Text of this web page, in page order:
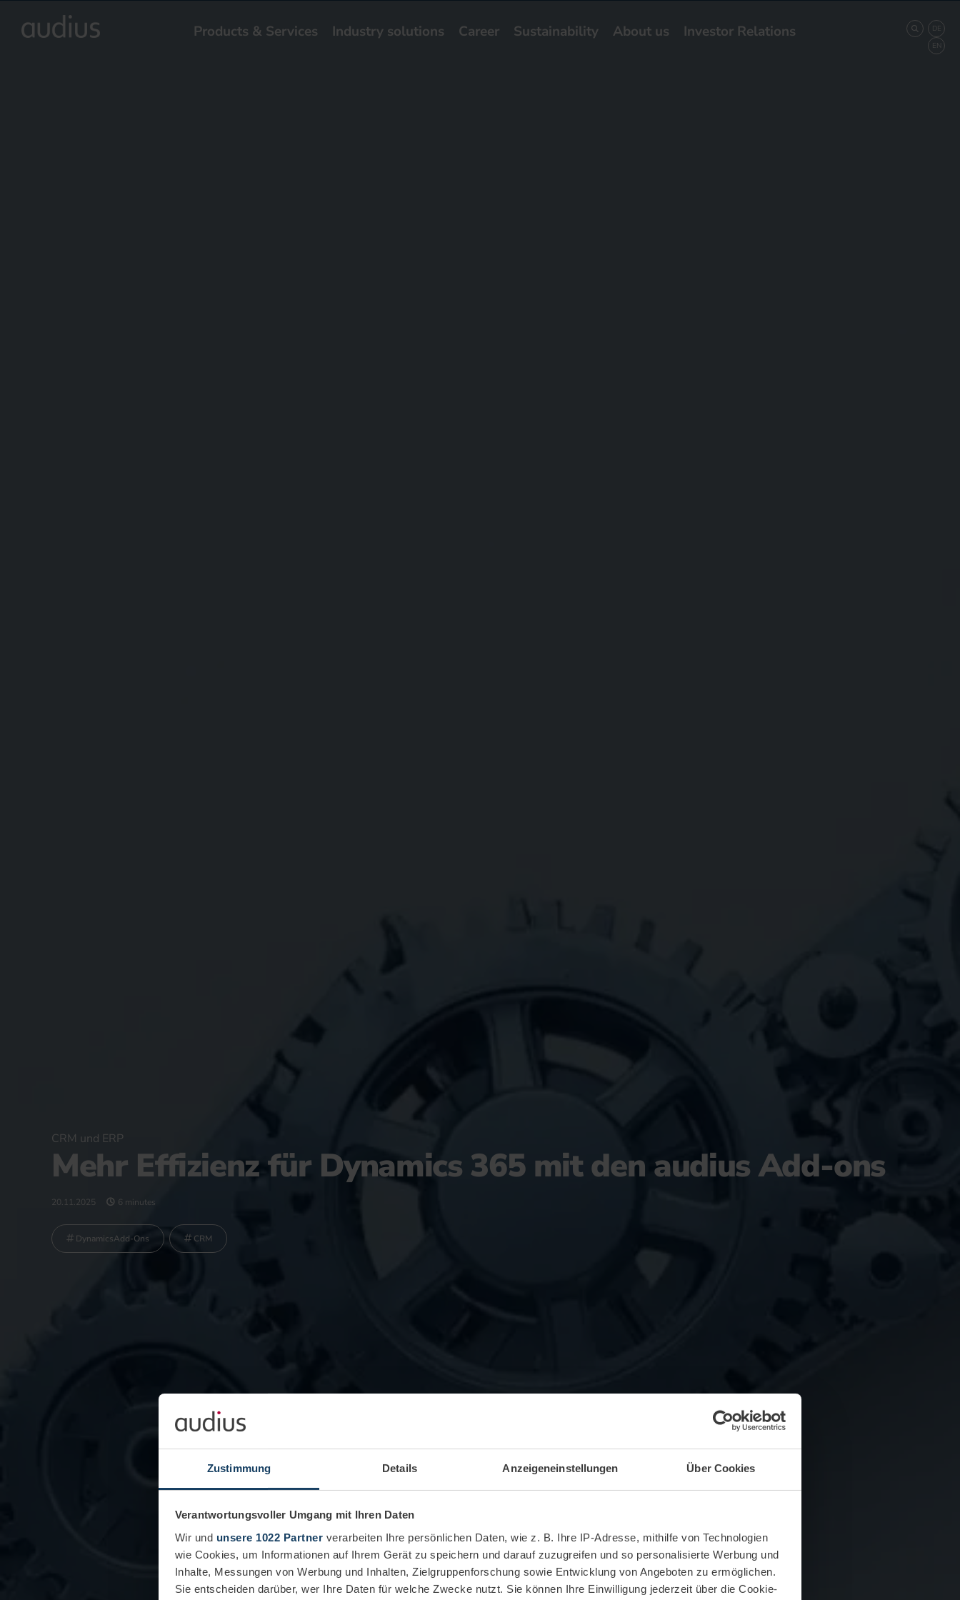
Zustimmung Details Anzeigeneinstellungen Über Cookies
Verantwortungsvoller Umgang mit Ihren Daten
Wir und unsere 1022 Partner verarbeiten Ihre persönlichen Daten, wie z. B. Ihre IP-Adresse, mithilfe von Technologien
wie Cookies, um Informationen auf Ihrem Gerät zu speichern und darauf zuzugreifen und so personalisierte Werbung und
Inhalte, Messungen von Werbung und Inhalten, Zielgruppenforschung sowie Entwicklung von Angeboten zu ermöglichen.
Sie entscheiden darüber, wer Ihre Daten für welche Zwecke nutzt. Sie können Ihre Einwilligung jederzeit über die Cookie-
Products & Services Industry solutions Career Sustainability About us Investor Relations
CRM und ERP
Mehr Effizienz für Dynamics 365 mit den audius Add-ons
20.11.2025 6 minutes
DynamicsAdd-Ons CRM